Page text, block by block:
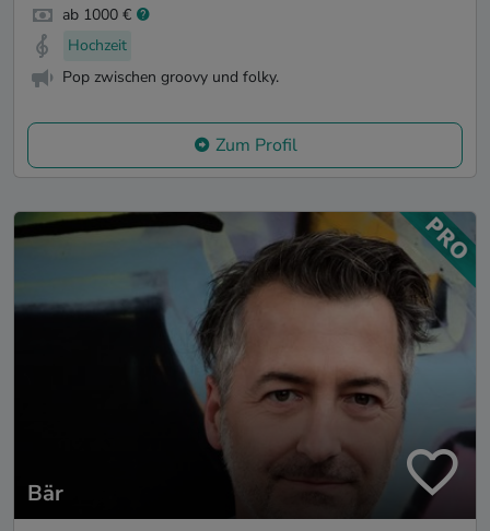
ab 1000 €
Hochzeit
Pop zwischen groovy und folky.
Zum Profil
Bär